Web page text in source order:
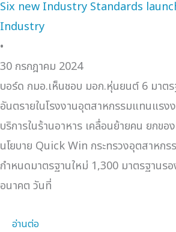
Six new Industry Standards
Industry
•
30 กรกฎาคม 2024
บอร์ด กมอ.เห็นชอบ มอก.หุ่นยนต์ 6 มาตร
อันตรายในโรงงานอุตสาหกรรมแทนแร
บริการในร้านอาหาร เคลื่อนย้ายคน ยกข
นโยบาย Quick Win กระทรวงอุตสาหก
กำหนดมาตรฐานใหม่ 1,300 มาตรฐานร
อนาคต วันที่
อ่านต่อ